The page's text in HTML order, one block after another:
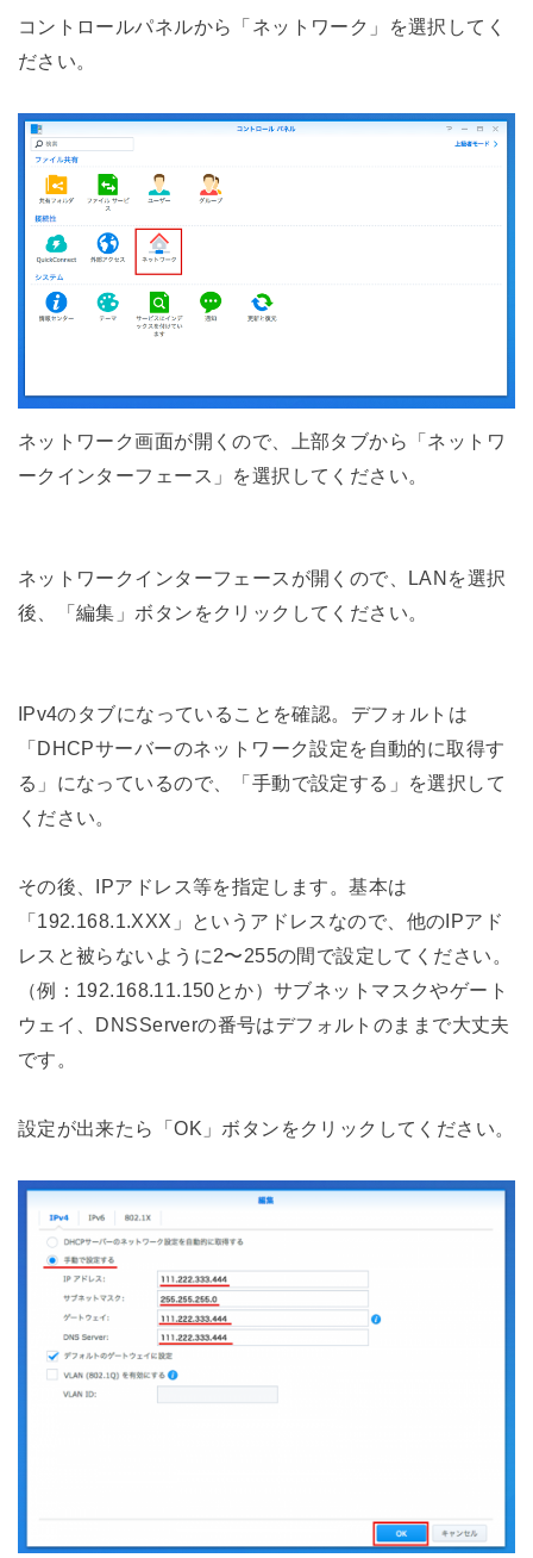
コントロールパネルから「ネットワーク」を選択してく
ださい。
ネットワーク画面が開くので、上部タブから「ネットワ
ークインターフェース」を選択してください。
ネットワークインターフェースが開くので、LANを選択
後、「編集」ボタンをクリックしてください。
IPv4のタブになっていることを確認。デフォルトは
「DHCPサーバーのネットワーク設定を自動的に取得す
る」になっているので、「手動で設定する」を選択して
ください。
その後、IPアドレス等を指定します。基本は
「192.168.1.XXX」というアドレスなので、他のIPアド
レスと被らないように2〜255の間で設定してください。
（例：192.168.11.150とか）サブネットマスクやゲート
ウェイ、DNSServerの番号はデフォルトのままで大丈夫
です。
設定が出来たら「OK」ボタンをクリックしてください。